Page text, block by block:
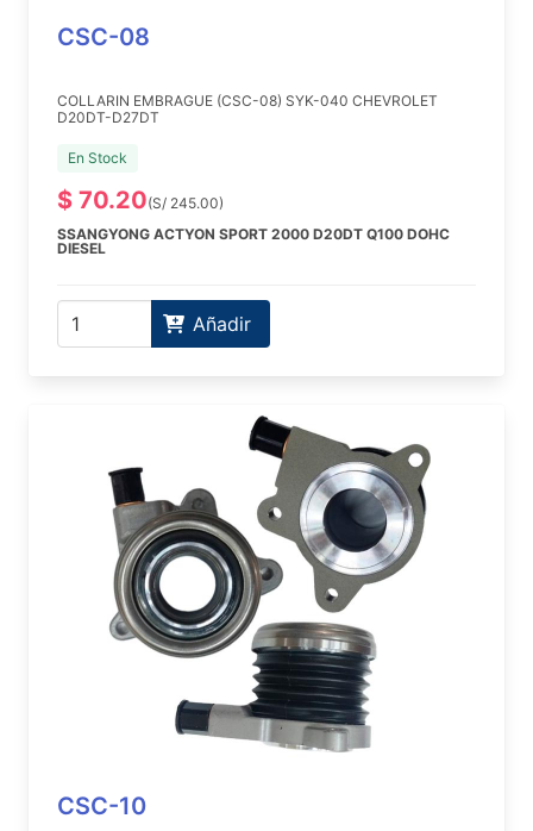
CSC-08
COLLARIN EMBRAGUE (CSC-08) SYK-040 CHEVROLET
D20DT-D27DT
En Stock
$ 70.20(S/ 245.00)
SSANGYONG ACTYON SPORT 2000 D20DT Q100 DOHC
DIESEL
Añadir
CSC-10